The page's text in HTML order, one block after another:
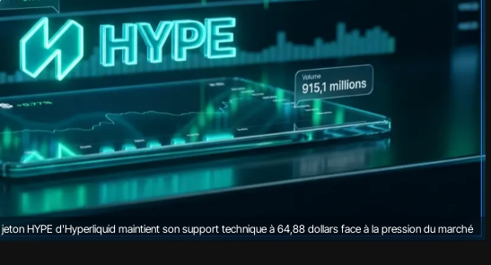
jeton HYPE d'Hyperliquid maintient son support technique à 64,88 dollars face à la pression du marché